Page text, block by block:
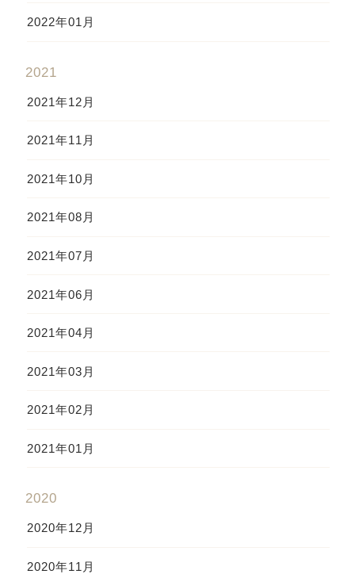
2022年01月
2021
2021年12月
2021年11月
2021年10月
2021年08月
2021年07月
2021年06月
2021年04月
2021年03月
2021年02月
2021年01月
2020
2020年12月
2020年11月